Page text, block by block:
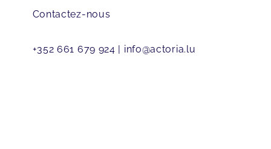
Contactez-nous
+352 661 679 924 | info@actoria.lu